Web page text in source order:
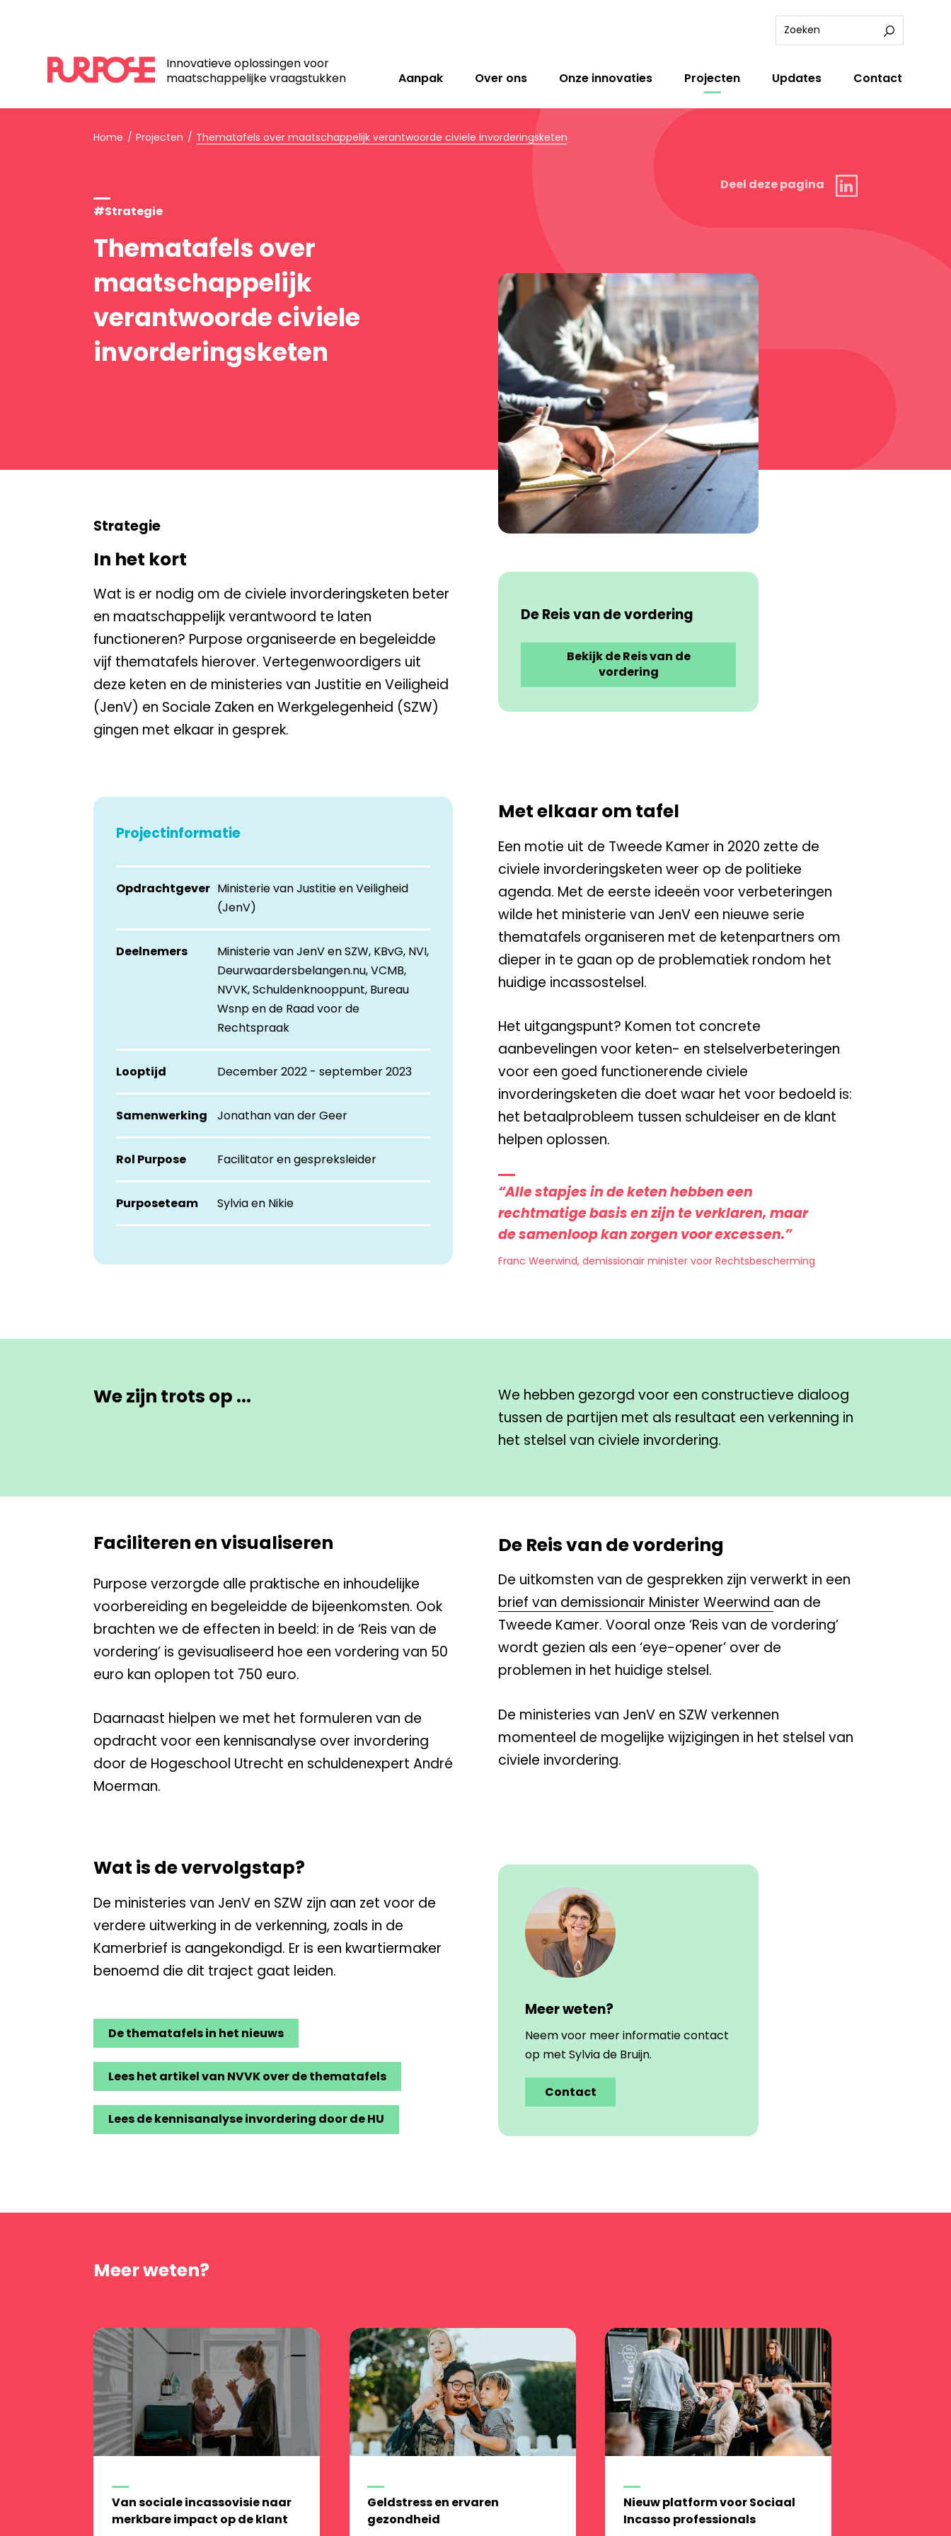
Innovatieve oplossingen voor
maatschappelijke vraagstukken
Aanpak Over ons Onze innovaties Projecten Updates Contact
Home Projecten Thematafels over maatschappelijk verantwoorde civiele invorderingsketen
#Strategie
Thematafels over
maatschappelijk
verantwoorde civiele
invorderingsketen
Deel deze pagina
Strategie
In het kort
Wat is er nodig om de civiele invorderingsketen beter
en maatschappelijk verantwoord te laten
functioneren? Purpose organiseerde en begeleidde
vijf thematafels hierover. Vertegenwoordigers uit
deze keten en de ministeries van Justitie en Veiligheid
(JenV) en Sociale Zaken en Werkgelegenheid (SZW)
gingen met elkaar in gesprek.
De Reis van de vordering
Bekijk de Reis van de
vordering
Projectinformatie
Opdrachtgever Ministerie van Justitie en Veiligheid
(JenV)
Deelnemers
Ministerie van JenV en SZW, KBvG, NVI,
Deurwaardersbelangen.nu, VCMB,
NVVK, Schuldenknooppunt, Bureau
Wsnp en de Raad voor de
Rechtspraak
Looptijd December 2022 - september 2023
Samenwerking Jonathan van der Geer
Rol Purpose Facilitator en gespreksleider
Purposeteam Sylvia en Nikie
Met elkaar om tafel
Een motie uit de Tweede Kamer in 2020 zette de
civiele invorderingsketen weer op de politieke
agenda. Met de eerste ideeën voor verbeteringen
wilde het ministerie van JenV een nieuwe serie
thematafels organiseren met de ketenpartners om
dieper in te gaan op de problematiek rondom het
huidige incassostelsel.
Het uitgangspunt? Komen tot concrete
aanbevelingen voor keten- en stelselverbeteringen
voor een goed functionerende civiele
invorderingsketen die doet waar het voor bedoeld is:
het betaalprobleem tussen schuldeiser en de klant
helpen oplossen.
“Alle stapjes in de keten hebben een
rechtmatige basis en zijn te verklaren, maar
de samenloop kan zorgen voor excessen.”
Franc Weerwind, demissionair minister voor Rechtsbescherming
We zijn trots op ...
We hebben gezorgd voor een constructieve dialoog
tussen de partijen met als resultaat een verkenning in
het stelsel van civiele invordering.
Faciliteren en visualiseren
Purpose verzorgde alle praktische en inhoudelijke
voorbereiding en begeleidde de bijeenkomsten. Ook
brachten we de effecten in beeld: in de ‘Reis van de
vordering’ is gevisualiseerd hoe een vordering van 50
euro kan oplopen tot 750 euro.
Daarnaast hielpen we met het formuleren van de
opdracht voor een kennisanalyse over invordering
door de Hogeschool Utrecht en schuldenexpert André
Moerman.
De Reis van de vordering
De uitkomsten van de gesprekken zijn verwerkt in een
brief van demissionair Minister Weerwind aan de
Tweede Kamer. Vooral onze ‘Reis van de vordering’
wordt gezien als een ‘eye-opener’ over de
problemen in het huidige stelsel.
De ministeries van JenV en SZW verkennen
momenteel de mogelijke wijzigingen in het stelsel van
civiele invordering.
Wat is de vervolgstap?
De ministeries van JenV en SZW zijn aan zet voor de
verdere uitwerking in de verkenning, zoals in de
Kamerbrief is aangekondigd. Er is een kwartiermaker
benoemd die dit traject gaat leiden.
De thematafels in het nieuws
Lees het artikel van NVVK over de thematafels
Lees de kennisanalyse invordering door de HU
Meer weten?
Neem voor meer informatie contact
op met Sylvia de Bruijn.
Contact
Meer weten?
Van sociale incassovisie naar
merkbare impact op de klant
Geldstress en ervaren
gezondheid
Nieuw platform voor Sociaal
Incasso professionals